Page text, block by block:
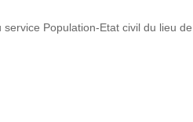
Population-Etat civil du lieu de